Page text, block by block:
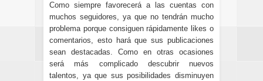
Como siempre favorecerá a las cuentas con
muchos seguidores, ya que no tendrán mucho
problema porque consiguen rápidamente likes o
comentarios, esto hará que sus publicaciones
sean destacadas. Como en otras ocasiones
será más complicado descubrir nuevos
talentos, ya que sus posibilidades disminuyen